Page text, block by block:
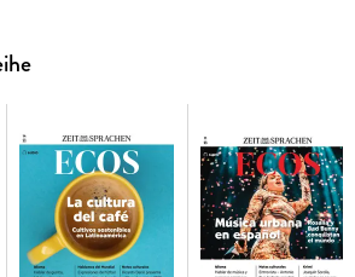
und Lateinamerika.
Die Lösungen zu den Übungen
Begleithefts.
Audio"